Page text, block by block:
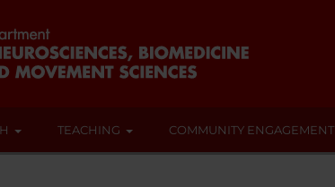
TEACHING COMMUNITY ENGAGEMENT